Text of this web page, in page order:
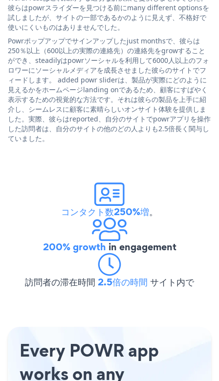
彼らはpowrスライダーを見つける前にmany different optionsを
試しましたが、サイトの一部であるかのように見えず、不格好で
使いにくいものはありませんでした。
Powrポップアップでサインアップしたjust monthsで、彼らは
250％以上（600以上の実際の連絡先）の連絡先をgrowすること
ができ、steadilyはpowrソーシャルを利用して6000人以上のフォ
ロワーにソーシャルメディアを成長させました彼らのサイトでフ
ィードします。 added powr sliderは、製品が実際にどのように
見えるかをホームページlanding onであるため、顧客にすばやく
表示するための視覚的な方法です。それは彼らの製品を上手に紹
介し、シームレスに顧客に素晴らしいオンサイト体験を提供しま
した。実際、彼らはreported、自分のサイトでpowrアプリを操作
した訪問者は、自分のサイトの他のどの人よりも2.5倍長く関与し
ていました。
コンタクト数250%増。
200% growth in engagement
訪問者の滞在時間 2.5倍の時間 サイト内で
Every POWR app
works on any